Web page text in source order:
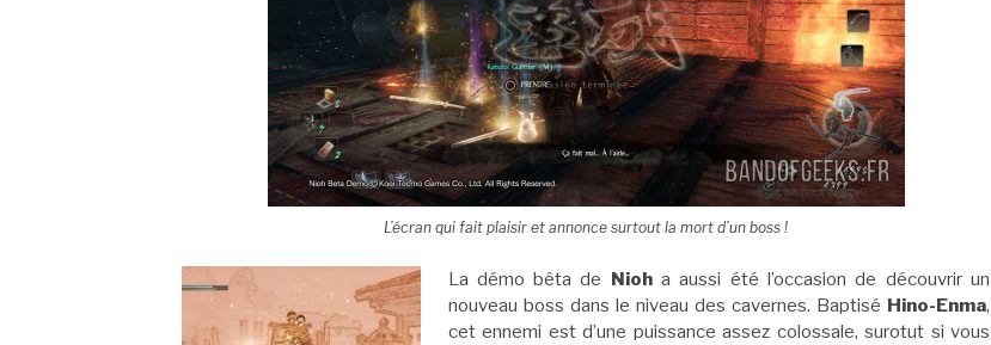
L’écran qui fait plaisir et annonce surtout la mort d’un boss !
La démo bêta de Nioha aussi été l’occasion de découvrir un
nouveau boss dans le niveau des cavernes. Baptisé Hino-Enma,
cet ennemi est d’une puissance assez colossale, surotut si vous